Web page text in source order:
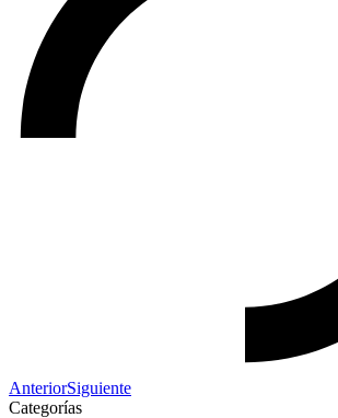
AnteriorSiguiente
Categorías